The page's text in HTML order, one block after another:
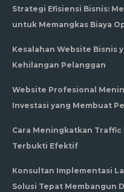
Strategi Efisiensi Bisnis:
untuk Memangkas Biaya
Kesalahan Website Bisnis
Kehilangan Pelanggan
Website Profesional
Investasi yang Membuat
Cara Meningkatkan
Terbukti Efektif
Konsultan Implementasi
Solusi Tepat Membangun